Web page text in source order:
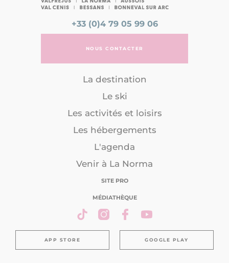
+33 (0)4 79 05 99 06
NOUS CONTACTER
La destination
Le ski
Les activités et loisirs
Les hébergements
L'agenda
Venir à La Norma
SITE PRO
MÉDIATHÈQUE
APP STORE GOOGLE PLAY